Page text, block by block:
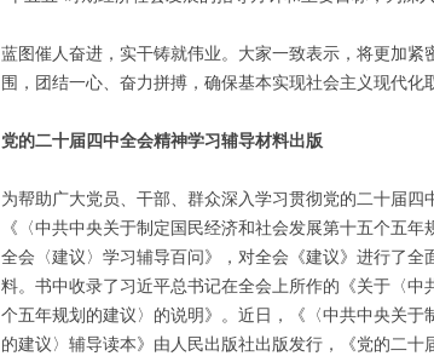
蓝图催人奋进，实干铸就伟业。大家一致表示，将更加
围，团结一心、奋力拼搏，确保基本实现社会主义现代化
党的二十届四中全会精神学习辅导材料出版
为帮助广大党员、干部、群众深入学习贯彻党的二十届四
《〈中共中央关于制定国民经济和社会发展第十五个五
全会〈建议〉学习辅导百问》，对全会《建议》进行了
料。书中收录了习近平总书记在全会上所作的《关于〈
个五年规划的建议〉的说明》。近日，《〈中共中央关
的建议〉辅导读本》由人民出版社出版发行，《党的二